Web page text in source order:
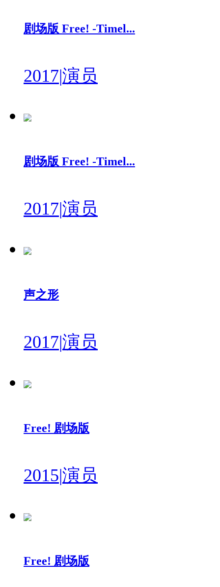
剧场版 Free! -Timel...
2017|演员
剧场版 Free! -Timel...
2017|演员
声之形
2017|演员
Free! 剧场版
2015|演员
Free! 剧场版